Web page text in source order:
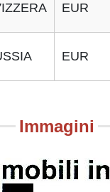
EUR
EUR
Immagini